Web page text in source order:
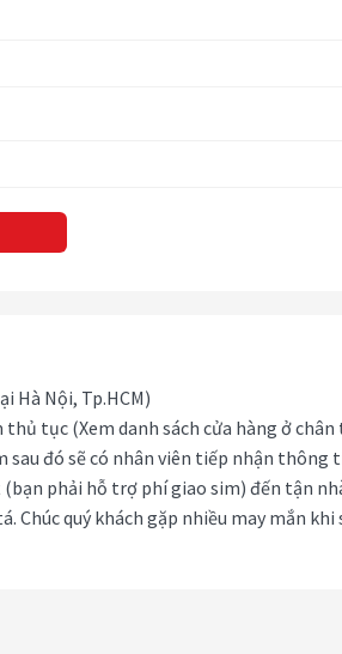
Hà Nội, Tp.HCM)
thủ tục (Xem danh sách cửa hàng ở
đó sẽ có nhân viên tiếp nhận thông
phải hỗ trợ phí giao sim) đến tận
quý khách gặp nhiều may mắn khi